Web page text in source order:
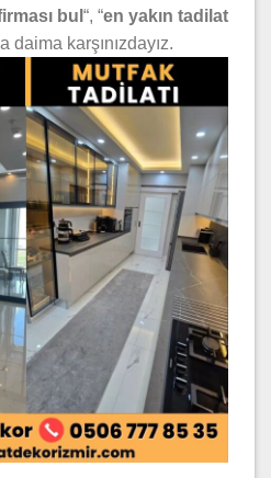
bul “, “en yakın tadilat
daima karşınızdayız.